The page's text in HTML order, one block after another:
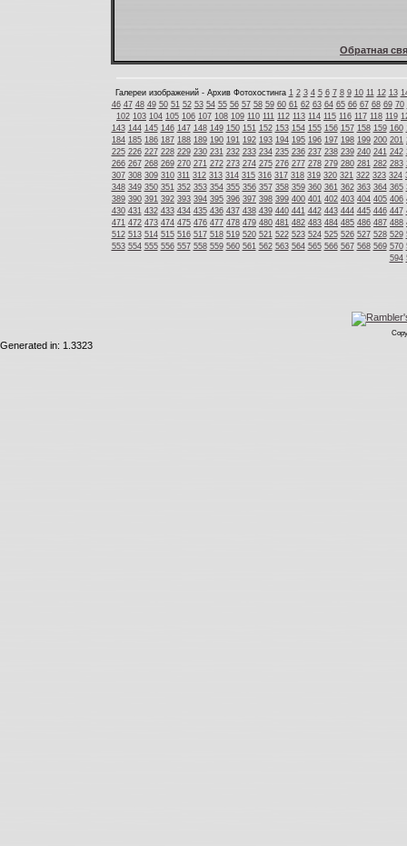
Обратная
Галереи изображений - Архив Фотохостинга 1 2 3 4 5 6 7 8 9 10 11 12 13
46 47 48 49 50 51 52 53 54 55 56 57 58 59 60 61 62 63 64 65 66 67 68 69 70
102 103 104 105 106 107 108 109 110 111 112 113 114 115 116 117 118 119
143 144 145 146 147 148 149 150 151 152 153 154 155 156 157 158 159 160
184 185 186 187 188 189 190 191 192 193 194 195 196 197 198 199 200 201
225 226 227 228 229 230 231 232 233 234 235 236 237 238 239 240 241 242
266 267 268 269 270 271 272 273 274 275 276 277 278 279 280 281 282 283
307 308 309 310 311 312 313 314 315 316 317 318 319 320 321 322 323 324
348 349 350 351 352 353 354 355 356 357 358 359 360 361 362 363 364 365
389 390 391 392 393 394 395 396 397 398 399 400 401 402 403 404 405 406
430 431 432 433 434 435 436 437 438 439 440 441 442 443 444 445 446 447
471 472 473 474 475 476 477 478 479 480 481 482 483 484 485 486 487 488
512 513 514 515 516 517 518 519 520 521 522 523 524 525 526 527 528 529
553 554 555 556 557 558 559 560 561 562 563 564 565 566 567 568 569 570
594
Generated in: 1.3323